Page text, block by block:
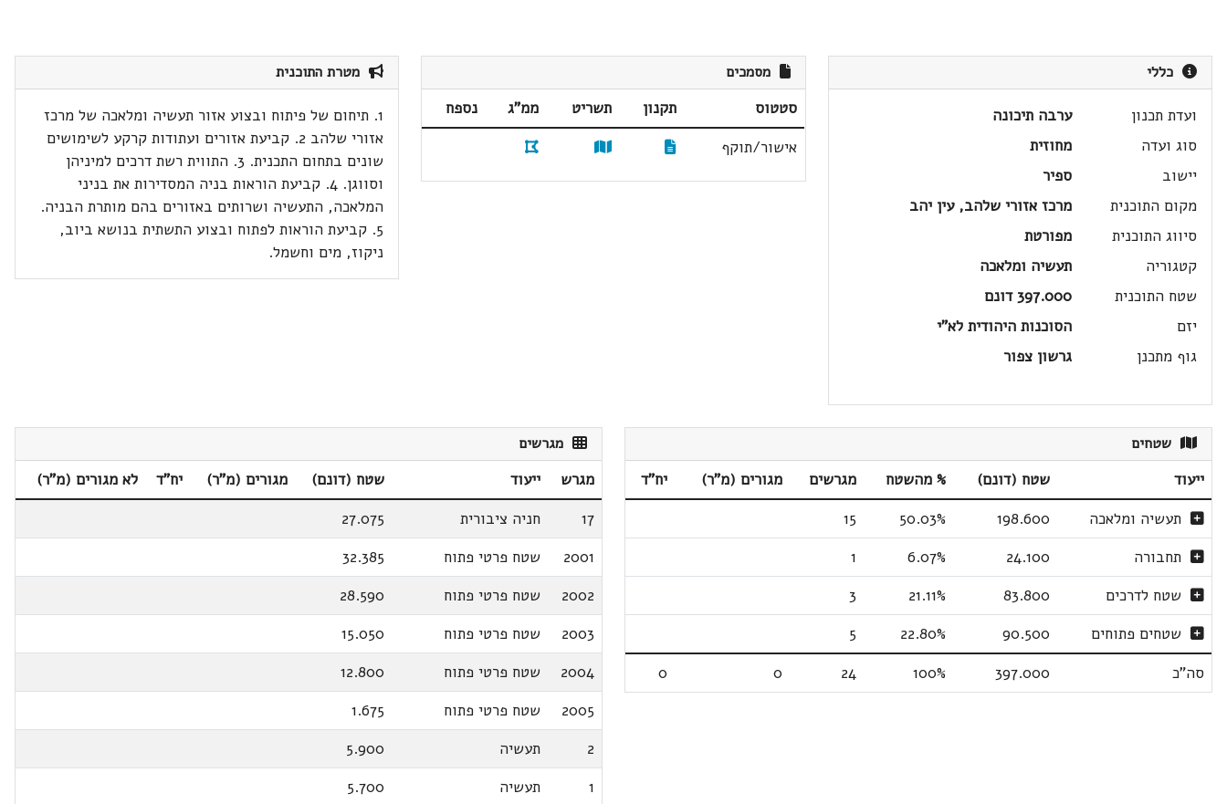
כללי
ועדת תכנון
ערבה תיכונה
סוג ועדה
מחוזית
יישוב
ספיר
מקום התוכנית
מרכז אזורי שלהב, עין יהב
סיווג התוכנית
מפורטת
קטגוריה
תעשיה ומלאכה
שטח התוכנית
397.000 דונם
יזם
הסוכנות היהודית לא"י
גוף מתכנן
גרשון צפור
מסמכים
סטטוס תקנון תשריט ממ"ג
נספח
אישור/תוקף
מטרת התוכנית
1. תיחום של פיתוח ובצוע אזור תעשיה ומלאכה של מרכז
אזורי שלהב 2. קביעת אזורים ועתודות קרקע לשימושים
שונים בתחום התכנית. 3. התווית רשת דרכים למיניהן
וסווגן. 4. קביעת הוראות בניה המסדירות את בניני
המלאכה, התעשיה ושרותים באזורים בהם מותרת הבניה.
5. קביעת הוראות לפתוח ובצוע התשתית בנושא ביוב,
ניקוז, מים וחשמל.
שטחים
ייעוד שטח (דונם) % מהשטח מגרשים מגורים (מ"ר)
יח"ד
תעשיה ומלאכה
198.600
50.03%
15
תחבורה
24.100
6.07%
1
שטח לדרכים
83.800
21.11%
3
שטחים פתוחים
90.500
22.80%
5
סה"כ
397.000
100%
24
0
0
מגרשים
מגרש ייעוד שטח (דונם) מגורים (מ"ר) יח"ד
לא מגורים (מ"ר)
17
חניה ציבורית
27.075
2001
שטח פרטי פתוח
32.385
2002
שטח פרטי פתוח
28.590
2003
שטח פרטי פתוח
15.050
2004
שטח פרטי פתוח
12.800
2005
שטח פרטי פתוח
1.675
2
תעשיה
5.900
1
תעשיה
5.700